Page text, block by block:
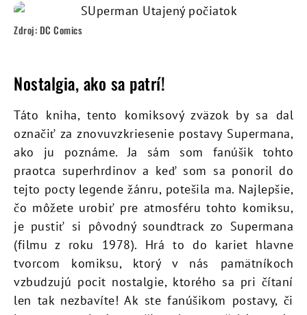
Zdroj: DC Comics
Nostalgia, ako sa patrí!
Táto kniha, tento komiksový zväzok by sa dal
označiť za znovuvzkriesenie postavy Supermana,
ako ju poznáme. Ja sám som fanúšik tohto
praotca superhrdinov a keď som sa ponoril do
tejto pocty legende žánru, potešila ma. Najlepšie,
čo môžete urobiť pre atmosféru tohto komiksu,
je pustiť si pôvodný soundtrack zo Supermana
(filmu z roku 1978). Hrá to do kariet hlavne
tvorcom komiksu, ktorý v nás pamätníkoch
vzbudzujú pocit nostalgie, ktorého sa pri čítaní
len tak nezbavíte! Ak ste fanúšikom postavy, či